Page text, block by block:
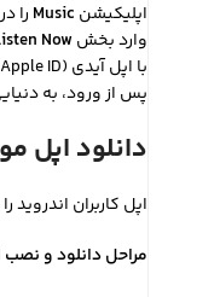
اپلیکیشن Music را
وارد بخشNow
با اپل آیدی (Apple ID) خود وارد حساب کاربری شوید. اگر اشتراک ندارید، در همین مرحله می‌توانید یکی از پلن‌های اشتراکی را انتخاب کرده و دوره آزمایشی رایگان (در صورت وجود) را فعال کنید.
پس از ورود، به
دانلود اپل
اپل کاربران
مراحل دانلود و نصب